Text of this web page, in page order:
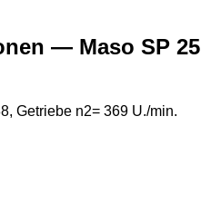
— Maso SP 25
Getriebe n2= 369 U./min.